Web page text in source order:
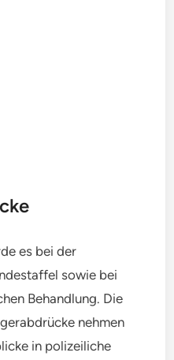
es bei der
sowie bei
Behandlung. Die
nehmen
in polizeiliche